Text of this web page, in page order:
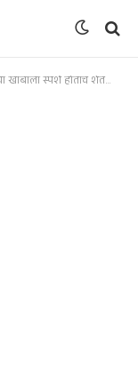
होताच शेतकऱ्याचा जागीच मृत्यू